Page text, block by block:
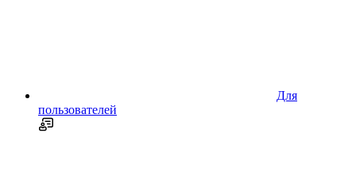
Для
пользователей